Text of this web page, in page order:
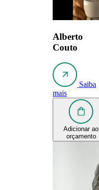
Alberto
Couto
Saiba
mais
Adicionar ao
orçamento